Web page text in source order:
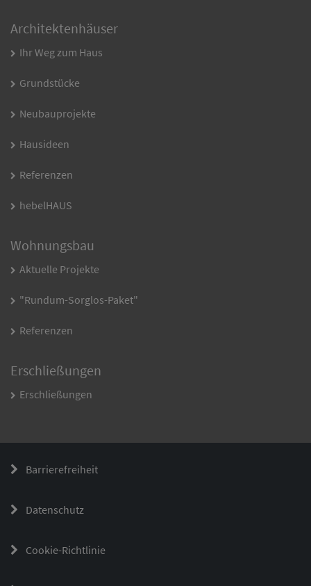
Architektenhäuser
Ihr Weg zum Haus
Grundstücke
Neubauprojekte
Hausideen
Referenzen
hebelHAUS
Wohnungsbau
Aktuelle Projekte
"Rundum-Sorglos-Paket"
Referenzen
Erschließungen
Erschließungen
Barrierefreiheit
Datenschutz
Cookie-Richtlinie